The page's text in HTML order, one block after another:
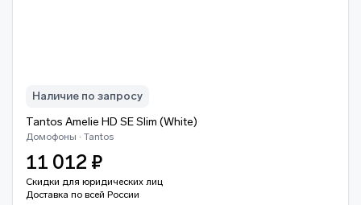
Наличие по запросу
Tantos Amelie HD SE Slim (White)
Домофоны · Tantos
11 012 ₽
Скидки для юридических лиц
Доставка по всей России